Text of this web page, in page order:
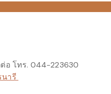
อ โทร. 044-223630
ารี